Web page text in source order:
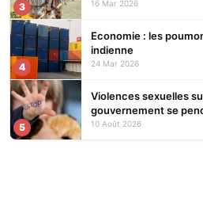
3 16 Mar 2026
4
Economie : les
indienne
24 Mar 2026
5
Violences sexuelles
gouvernement se
des enquêtes
10 Août 2026